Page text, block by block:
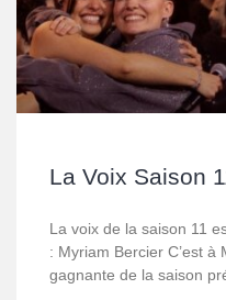
La Voix Saison
La voix de la saison 11
: Myriam Bercier C’est
gagnante de la saison